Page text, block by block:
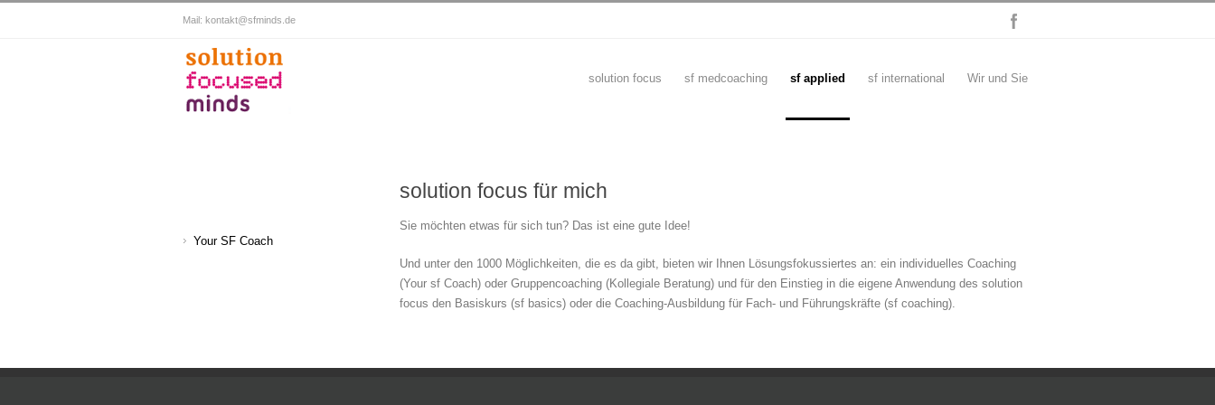
Mail: kontakt@sfminds.de
solution focus sf medcoaching sf applied sf international Wir und Sie
solution focus für mich
Sie möchten etwas für sich tun? Das ist eine gute Idee!
Und unter den 1000 Möglichkeiten, die es da gibt, bieten wir Ihnen Lösungsfokussiertes an: ein individuelles Coaching
(Your sf Coach) oder Gruppencoaching (Kollegiale Beratung) und für den Einstieg in die eigene Anwendung des solution
focus den Basiskurs (sf basics) oder die Coaching-Ausbildung für Fach- und Führungskräfte (sf coaching).
Your SF Coach